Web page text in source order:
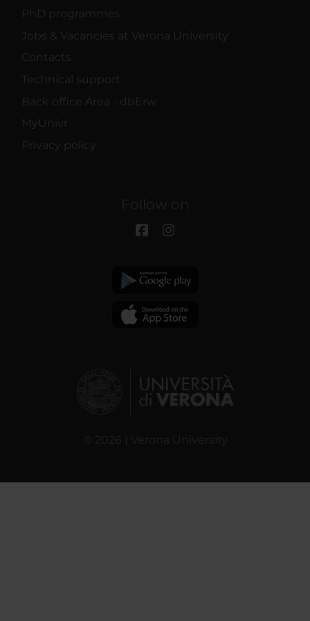
PhD programmes
Jobs & Vacancies at Verona University
Contacts
Technical support
Back office Area - dbErw
MyUnivr
Privacy policy
Follow on
© 2026 | Verona University